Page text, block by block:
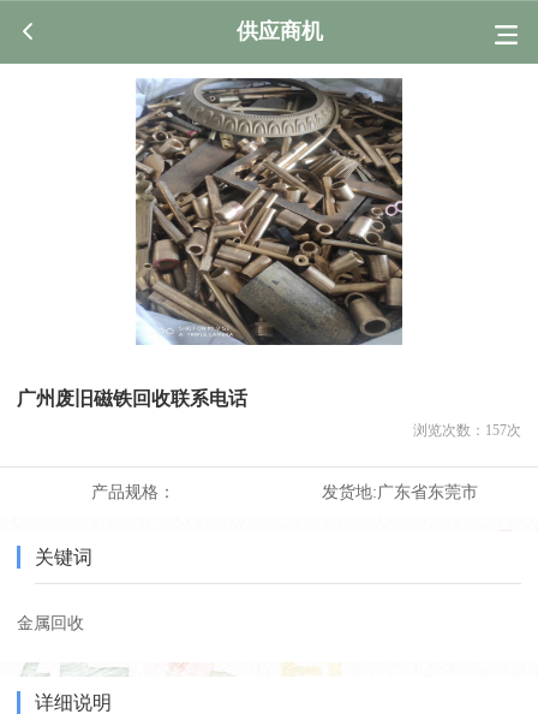
供应商机
广州废旧磁铁回收联系电话
浏览次数： 157次
产品规格： 发货地:广东省东莞市
关键词
金属回收
详细说明